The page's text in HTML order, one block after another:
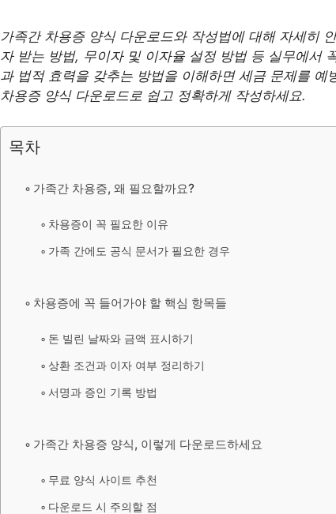
가족간 차용증 양식 다운로드와 작성법에 대해 자세히
자 받는 방법, 무이자 및 이자율 설정 방법 등 실무에서
과 법적 효력을 갖추는 방법을 이해하면 세금 문제를
차용증 양식 다운로드로 쉽고 정확하게 작성하세요.
목차
가족간 차용증, 왜 필요할까요?
차용증이 꼭 필요한 이유
가족 간에도 공식 문서가 필요한 경우
차용증에 꼭 들어가야 할 핵심 항목들
돈 빌린 날짜와 금액 표시하기
상환 조건과 이자 여부 정리하기
서명과 증인 기록 방법
가족간 차용증 양식, 이렇게 다운로드하세요
무료 양식 사이트 추천
다운로드 시 주의할 점